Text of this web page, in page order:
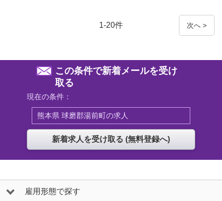
1-20件 次へ >
この条件で新着メールを受け
取る
現在の条件：
熊本県 球磨郡湯前町の求人
雇用形態で探す